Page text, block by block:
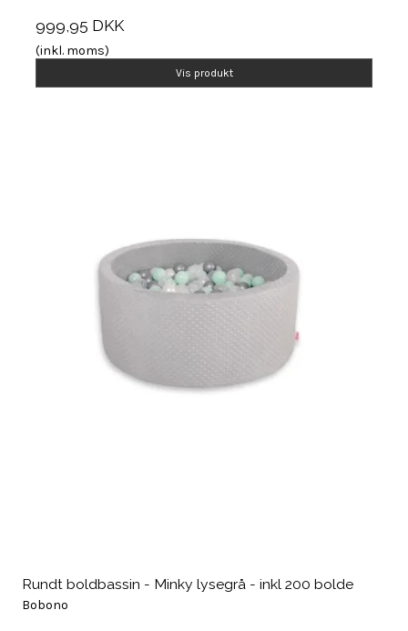
999,95 DKK
(inkl. moms)
Vis produkt
Rundt boldbassin - Minky lysegrå - inkl 200 bolde
Bobono